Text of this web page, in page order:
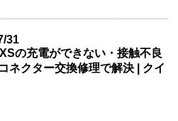
31
の充電ができない・接触不良
ネクター交換修理で解決 | クイ